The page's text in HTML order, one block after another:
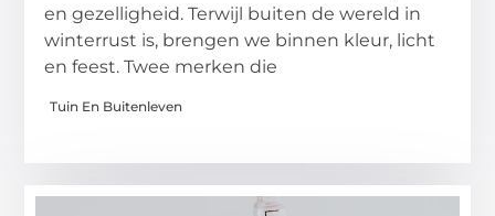
en gezelligheid. Terwijl buiten de wereld in
winterrust is, brengen we binnen kleur, licht
en feest. Twee merken die
Tuin En Buitenleven